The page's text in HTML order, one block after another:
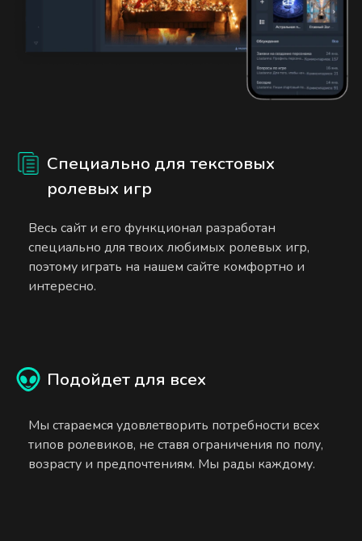
Специально для текстовых
ролевых игр
Весь сайт и его функционал разработан
специально для твоих любимых ролевых игр,
поэтому играть на нашем сайте комфортно и
интересно.
Подойдет для всех
Мы стараемся удовлетворить потребности всех
типов ролевиков, не ставя ограничения по полу,
возрасту и предпочтениям. Мы рады каждому.